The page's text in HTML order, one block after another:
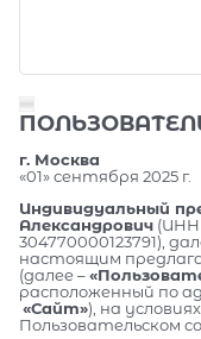
г. Москва
«01» сентября 2025 г.
Индивидуальный
Александрович (ИНН
304770000123791),
настоящим
(далее –
расположенный по
«Сайт»), на
Пользовательском